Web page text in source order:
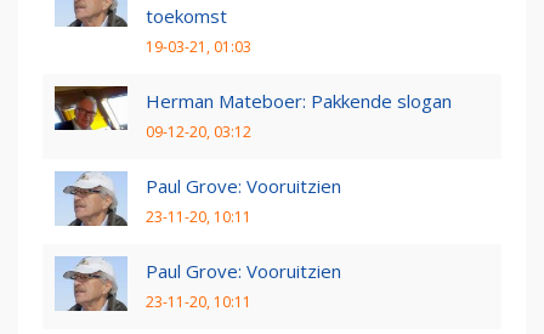
toekomst
19-03-21, 01:03
Herman Mateboer: Pakkende slogan
09-12-20, 03:12
Paul Grove: Vooruitzien
23-11-20, 10:11
Paul Grove: Vooruitzien
23-11-20, 10:11